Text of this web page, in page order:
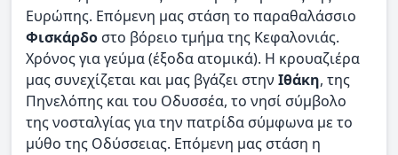
Ευρώπης. Επόμενη μας στάση το παραθαλάσσιο
Φισκάρδο στο βόρειο τμήμα της Κεφαλονιάς.
Χρόνος για γεύμα (έξοδα ατομικά). Η κρουαζιέρα
μας συνεχίζεται και μας βγάζει στην Ιθάκη, της
Πηνελόπης και του Οδυσσέα, το νησί σύμβολο
της νοσταλγίας για την πατρίδα σύμφωνα με το
μύθο της Οδύσσειας. Επόμενη μας στάση η